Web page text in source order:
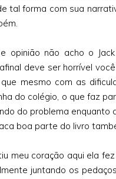
tal forma com sua
opinião não acho o
deve ser horrível
mesmo com as
do colégio, o que faz
do problema enquanto
boa parte do livro
meu coração aqui ela
juntando os